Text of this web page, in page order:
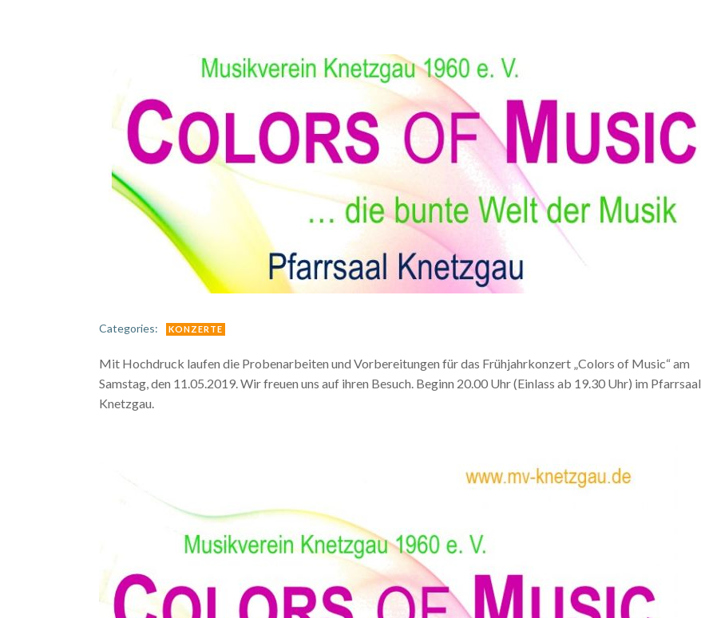
Categories: KONZERTE
Mit Hochdruck laufen die Probenarbeiten und Vorbereitungen für das Frühjahrkonzert „Colors of Music“ am
Samstag, den 11.05.2019. Wir freuen uns auf ihren Besuch. Beginn 20.00 Uhr (Einlass ab 19.30 Uhr) im Pfarrsaal
Knetzgau.